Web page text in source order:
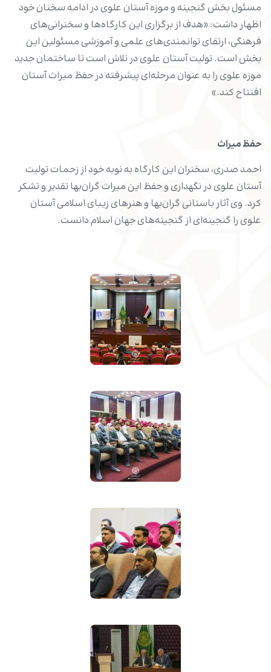
مسئول بخش گنجینه و موزه آستان علوی در ادامه سخنان خود
اظهار داشت: «هدف از برگزاری این کارگاه‌ها و سخنرانی‌های
فرهنگی، ارتقای توانمندی‌های علمی و آموزشی مسئولین این
بخش است. تولیت آستان علوی در تلاش است تا ساختمان جدید
موزه علوی را به عنوان مرحله‌ای پیشرفته در حفظ میراث آستان
افتتاح کند.»
حفظ میراث
احمد صدری، سخنران این کارگاه به نوبه خود از زحمات تولیت
آستان علوی در نگهداری و حفظ این میراث گران‌بها تقدیر و تشکر
کرد. وی آثار باستانی گران‌بها و هنرهای زیبای اسلامی آستان
علوی را گنجینه‌ای از گنجینه‌های جهان اسلام دانست.